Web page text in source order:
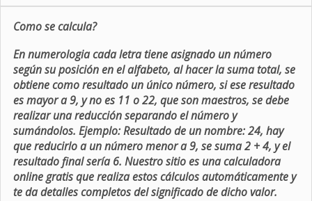
Como se calcula?
En numerologia cada letra tiene asignado un número
según su posición en el alfabeto, al hacer la suma total, se
obtiene como resultado un único número, si ese resultado
es mayor a 9, y no es 11 o 22, que son maestros, se debe
realizar una reducción separando el número y
sumándolos. Ejemplo: Resultado de un nombre: 24, hay
que reducirlo a un número menor a 9, se suma 2 + 4, y el
resultado final sería 6. Nuestro sitio es una calculadora
online gratis que realiza estos cálculos automáticamente y
te da detalles completos del significado de dicho valor.